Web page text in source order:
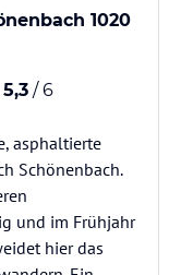
1020
5,3 / 6
asphaltierte
Schönenbach.
und im Frühjahr
hier das